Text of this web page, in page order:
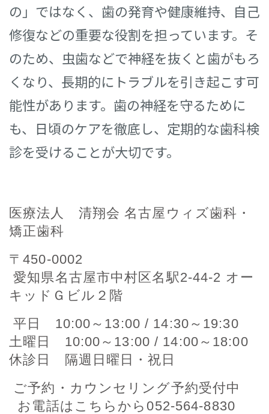
の」ではなく、歯の発育や健康維持、自己
修復などの重要な役割を担っています。そ
のため、虫歯などで神経を抜くと歯がもろ
くなり、長期的にトラブルを引き起こす可
能性があります。歯の神経を守るために
も、日頃のケアを徹底し、定期的な歯科検
診を受けることが大切です。
医療法人 清翔会 名古屋ウィズ歯科・
矯正歯科
〒450-0002
愛知県名古屋市中村区名駅2-44-2 オー
キッドＧビル２階
平日 10:00～13:00 / 14:30～19:30
土曜日 10:00～13:00 / 14:00～18:00
休診日 隔週日曜日・祝日
ご予約・カウンセリング予約受付中
お電話はこちらから052-564-8830